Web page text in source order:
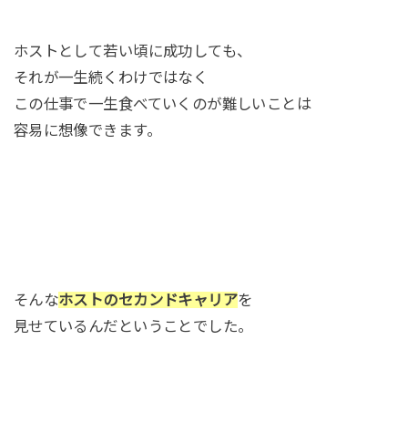
ホストとして若い頃に成功しても、
それが一生続くわけではなく
この仕事で一生食べていくのが難しいことは
容易に想像できます。
そんなホストのセカンドキャリアを
見せているんだということでした。